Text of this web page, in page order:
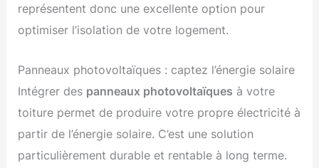
représentent donc une excellente option pour
optimiser l’isolation de votre logement.
Panneaux photovoltaïques : captez l’énergie solaire
Intégrer des panneaux photovoltaïques à votre
toiture permet de produire votre propre électricité à
partir de l’énergie solaire. C’est une solution
particulièrement durable et rentable à long terme.